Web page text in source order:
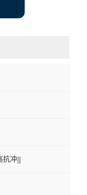
抗冲|||